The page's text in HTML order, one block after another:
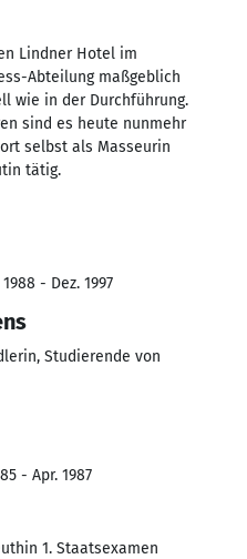
Lindner Hotel im
Abteilung maßgeblich
wie in der Durchführung.
sind es heute nunmehr
selbst als Masseurin
tätig.
- Dez. 1997
Studierende von
- Apr. 1987
1. Staatsexamen